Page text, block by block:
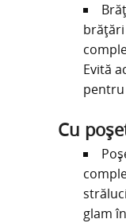
brățări
Evită
Cu
glam